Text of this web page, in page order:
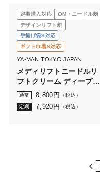
定期購入対応
OM・ニードル割
デザインリフト割
手提げ袋S対応
ギフト巾着S対応
YA-MAN TOKYO JAPAN
メディリフトニードルリ
フトクリーム ディープモ
イスト
通常 8,800 円 （税込）
定期 7,920 円 （税込）